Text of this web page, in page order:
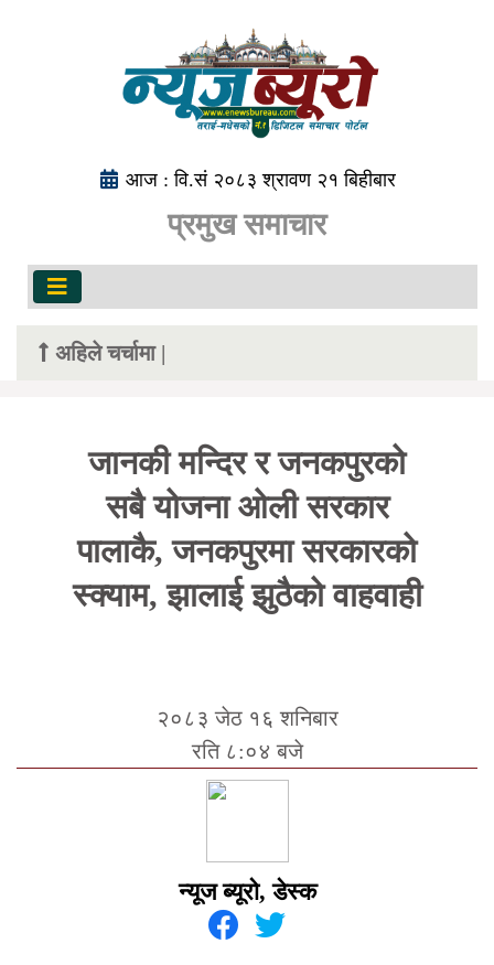
आज : वि.सं २०८३ श्रावण २१ बिहीबार
प्रमुख समाचार
अहिले चर्चामा |
जानकी मन्दिर र जनकपुरको
सबै योजना ओली सरकार
पालाकै, जनकपुरमा सरकारको
स्क्याम, झालाई झुठैको वाहवाही
२०८३ जेठ १६ शनिबार
रति ८:०४ बजे
न्यूज ब्यूरो, डेस्क